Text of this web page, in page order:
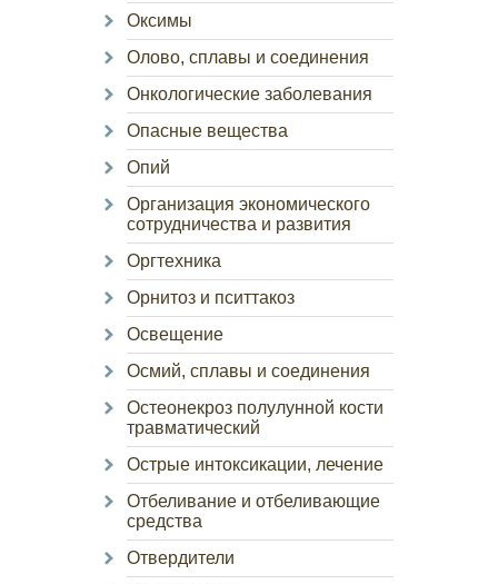
Оксимы
Олово, сплавы и соединения
Онкологические заболевания
Опасные вещества
Опий
Организация экономического
сотрудничества и развития
Оргтехника
Орнитоз и пситтакоз
Освещение
Осмий, сплавы и соединения
Остеонекроз полулунной кости
травматический
Острые интоксикации, лечение
Отбеливание и отбеливающие
средства
Отвердители